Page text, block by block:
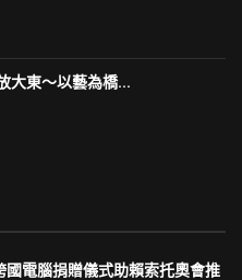
大東～以藝為橋...
電腦捐贈儀式助賴索托奧會推